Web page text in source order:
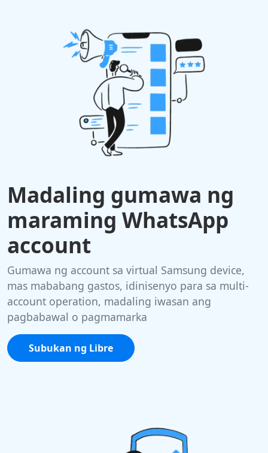
Madaling gumawa ng
maraming WhatsApp
account
Gumawa ng account sa virtual Samsung device,
mas mababang gastos, idinisenyo para sa multi-
account operation, madaling iwasan ang
pagbabawal o pagmamarka
Subukan ng Libre